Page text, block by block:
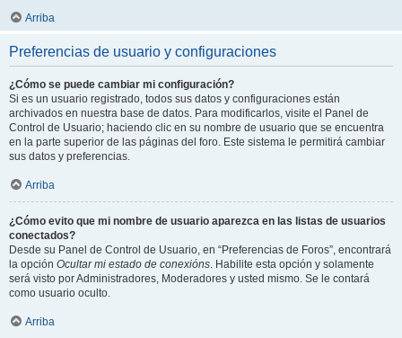
Arriba
Preferencias de usuario y configuraciones
¿Cómo se puede cambiar mi configuración?
Si es un usuario registrado, todos sus datos y configuraciones están
archivados en nuestra base de datos. Para modificarlos, visite el Panel de
Control de Usuario; haciendo clic en su nombre de usuario que se encuentra
en la parte superior de las páginas del foro. Este sistema le permitirá cambiar
sus datos y preferencias.
Arriba
¿Cómo evito que mi nombre de usuario aparezca en las listas de usuarios
conectados?
Desde su Panel de Control de Usuario, en “Preferencias de Foros”, encontrará
la opción Ocultar mi estado de conexións. Habilite esta opción y solamente
será visto por Administradores, Moderadores y usted mismo. Se le contará
como usuario oculto.
Arriba